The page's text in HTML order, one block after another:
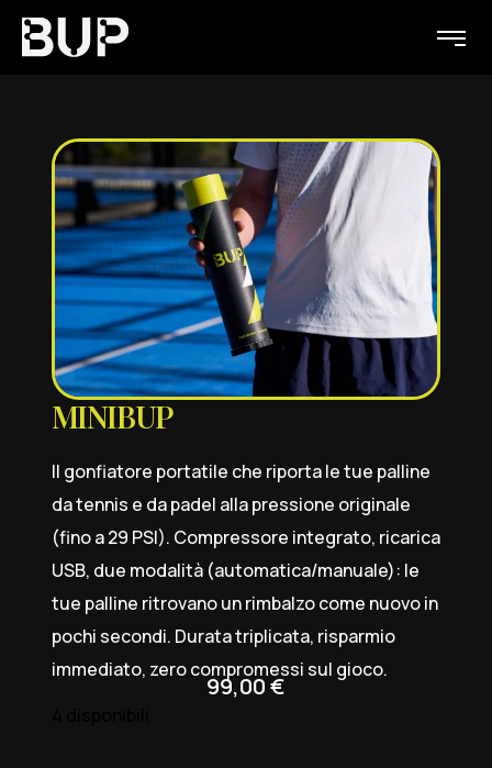
MINIBUP
Il gonfiatore portatile che riporta le tue palline
da tennis e da padel alla pressione originale
(fino a 29 PSI). Compressore integrato, ricarica
USB, due modalità (automatica/manuale): le
tue palline ritrovano un rimbalzo come nuovo in
pochi secondi. Durata triplicata, risparmio
immediato, zero compromessi sul gioco.
99,00€